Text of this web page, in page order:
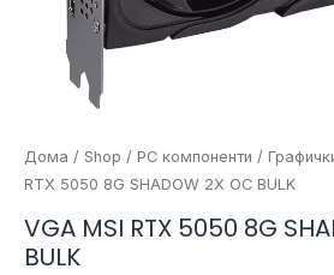
Дома / Shop / PC компоненти /
RTX 5050 8G SHADOW 2X OC BULK
VGA MSI RTX 5050 8G
BULK